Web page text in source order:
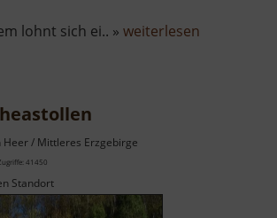
lohnt sich ei.. » weiterlesen
Heer / Mittleres Erzgebirge
41450
Standort